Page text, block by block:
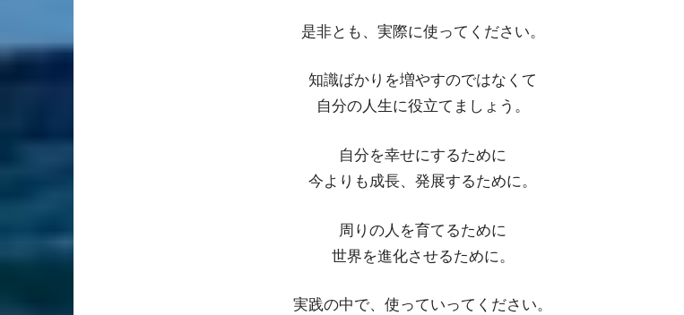
是非とも、実際に使ってください。
知識ばかりを増やすのではなくて
自分の人生に役立てましょう。
自分を幸せにするために
今よりも成長、発展するために。
周りの人を育てるために
世界を進化させるために。
実践の中で、使っていってください。